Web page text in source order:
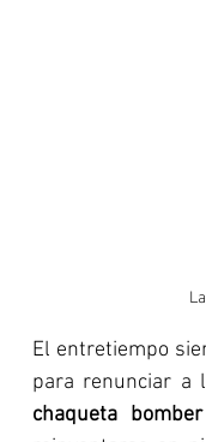
El entretiempo
chaqueta